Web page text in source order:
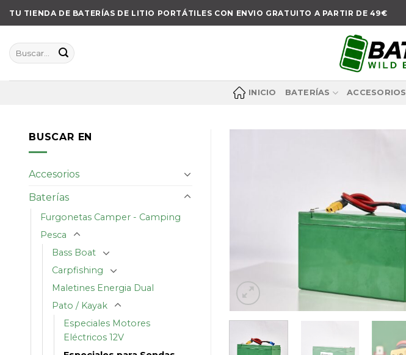
TU TIENDA DE BATERÍAS DE LITIO PORTÁTILES CON ENVIO GRATUITO A PARTIR DE 49€
Buscar
por:
INICIO BATERÍAS ACCESORIOS
BUSCAR EN
Accesorios
Baterías
Furgonetas Camper - Camping
Pesca
Bass Boat
Carpfishing
Maletines Energia Dual
Pato / Kayak
Especiales Motores
Eléctricos 12V